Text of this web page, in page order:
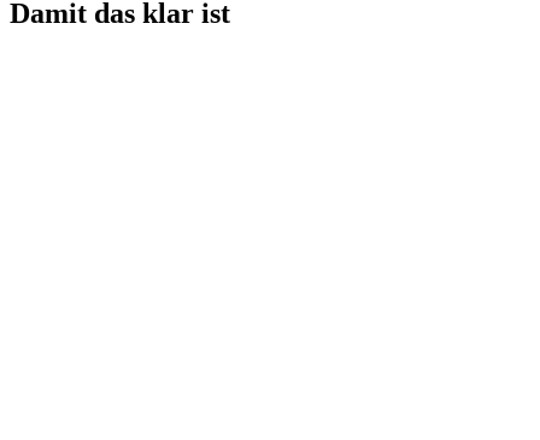
Damit das klar ist